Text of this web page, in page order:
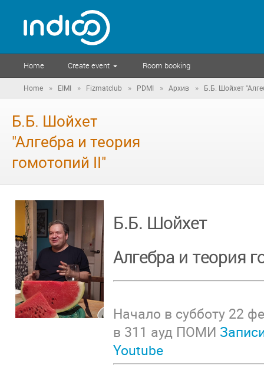
Home Create event Room booking
Home » EIMI » Fizmatclub » PDMI » Архив » Б.Б. Шойхет
Б.Б. Шойхет
"Алгебра и теория
гомотопий II"
Б.Б. Шойхет
Алгебра и теория
Начало в субботу 22
в 311 ауд ПОМИ
Youtube